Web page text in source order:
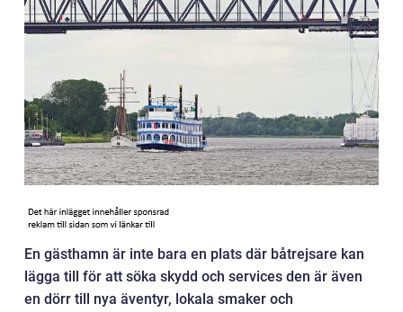
En gästhamn är inte bara en plats där båtrejsare kan
lägga till för att söka skydd och services den är även
en dörr till nya äventyr, lokala smaker och